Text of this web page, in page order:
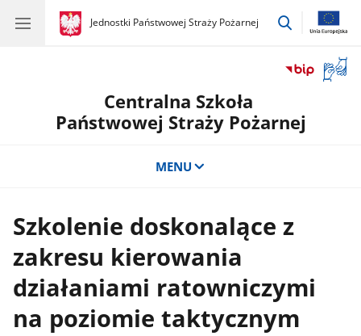
gov.pl
Jednostki Państwowej Straży Pożarnej
gov.pl
Jednostki
przejdź
okno
Centralna Szkoła
Państwowej Straży Pożarnej
MENU
Szkolenie doskonalące z
zakresu kierowania
działaniami ratowniczymi
na poziomie taktycznym